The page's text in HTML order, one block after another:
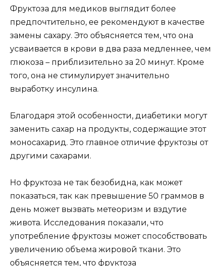
Фруктоза для медиков выглядит более
предпочтительно, ее рекомендуют в качестве
замены сахару. Это объясняется тем, что она
усваивается в крови в два раза медленнее, чем
глюкоза – приблизительно за 20 минут. Кроме
того, она не стимулирует значительно
выработку инсулина.
Благодаря этой особенности, диабетики могут
заменить сахар на продукты, содержащие этот
моносахарид. Это главное отличие фруктозы от
другими сахарами.
Но фруктоза не так безобидна, как может
показаться, так как превышение 50 граммов в
день может вызвать метеоризм и вздутие
живота. Исследования показали, что
употребление фруктозы может способствовать
увеличению объема жировой ткани. Это
объясняется тем, что фруктоза